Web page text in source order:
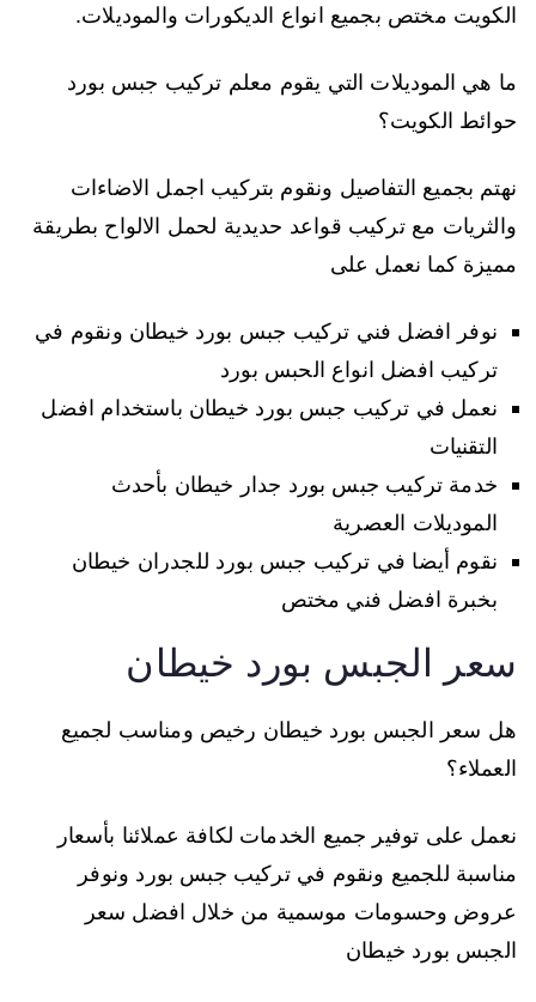
الكويت مختص بجميع انواع الديكورات والموديلات.
ما هي الموديلات التي يقوم معلم تركيب جبس بورد
حوائط الكويت؟
نهتم بجميع التفاصيل ونقوم بتركيب اجمل الاضاءات
والثريات مع تركيب قواعد حديدية لحمل الالواح بطريقة
مميزة كما نعمل على
نوفر افضل فني تركيب جبس بورد خيطان ونقوم في
تركيب افضل انواع الحبس بورد
نعمل في تركيب جبس بورد خيطان باستخدام افضل
التقنيات
خدمة تركيب جبس بورد جدار خيطان بأحدث
الموديلات العصرية
نقوم أيضا في تركيب جبس بورد للجدران خيطان
بخبرة افضل فني مختص
سعر الجبس بورد خيطان
هل سعر الجبس بورد خيطان رخيص ومناسب لجميع
العملاء؟
نعمل على توفير جميع الخدمات لكافة عملائنا بأسعار
مناسبة للجميع ونقوم في تركيب جبس بورد ونوفر
عروض وحسومات موسمية من خلال افضل سعر
الجبس بورد خيطان